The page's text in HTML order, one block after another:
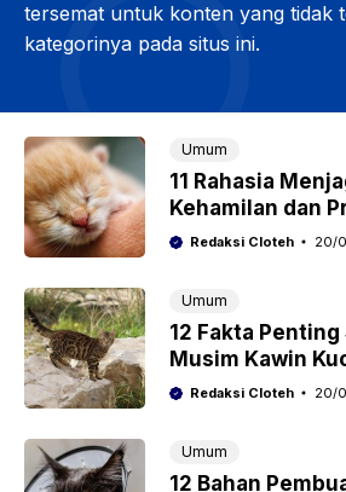
tersemat untuk konten yang tidak
kategorinya pada situs ini.
Umum
11 Rahasia
Kehamilan dan
Melahirkan
Redaksi Cloteh 20/
Umum
12 Fakta
Musim Kawin
Tetap Sehat dan
Redaksi Cloteh 20/
Umum
12 Bahan